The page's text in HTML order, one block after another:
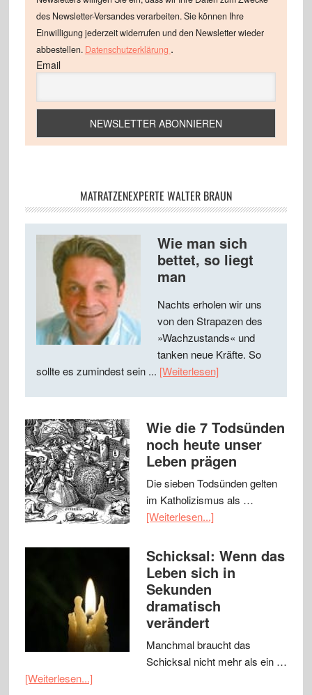
des Newsletter-Versandes verarbeiten. Sie können Ihre
Einwilligung jederzeit widerrufen und den Newsletter wieder
abbestellen. Datenschutzerklärung .
Email
MATRATZENEXPERTE WALTER BRAUN
Wie man sich
bettet, so liegt
man
Nachts erholen wir uns
von den Strapazen des
»Wachzustands« und
tanken neue Kräfte. So
sollte es zumindest sein ... [Weiterlesen]
Wie die 7 Todsünden
noch heute unser
Leben prägen
Die sieben Todsünden gelten
im Katholizismus als …
[Weiterlesen...]
Schicksal: Wenn das
Leben sich in
Sekunden
dramatisch
verändert
Manchmal braucht das
Schicksal nicht mehr als ein …
[Weiterlesen...]